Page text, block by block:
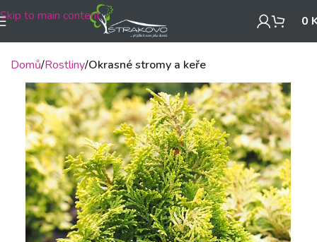
Skip to main content 0
Domů Rostliny Okrasné stromy a keře